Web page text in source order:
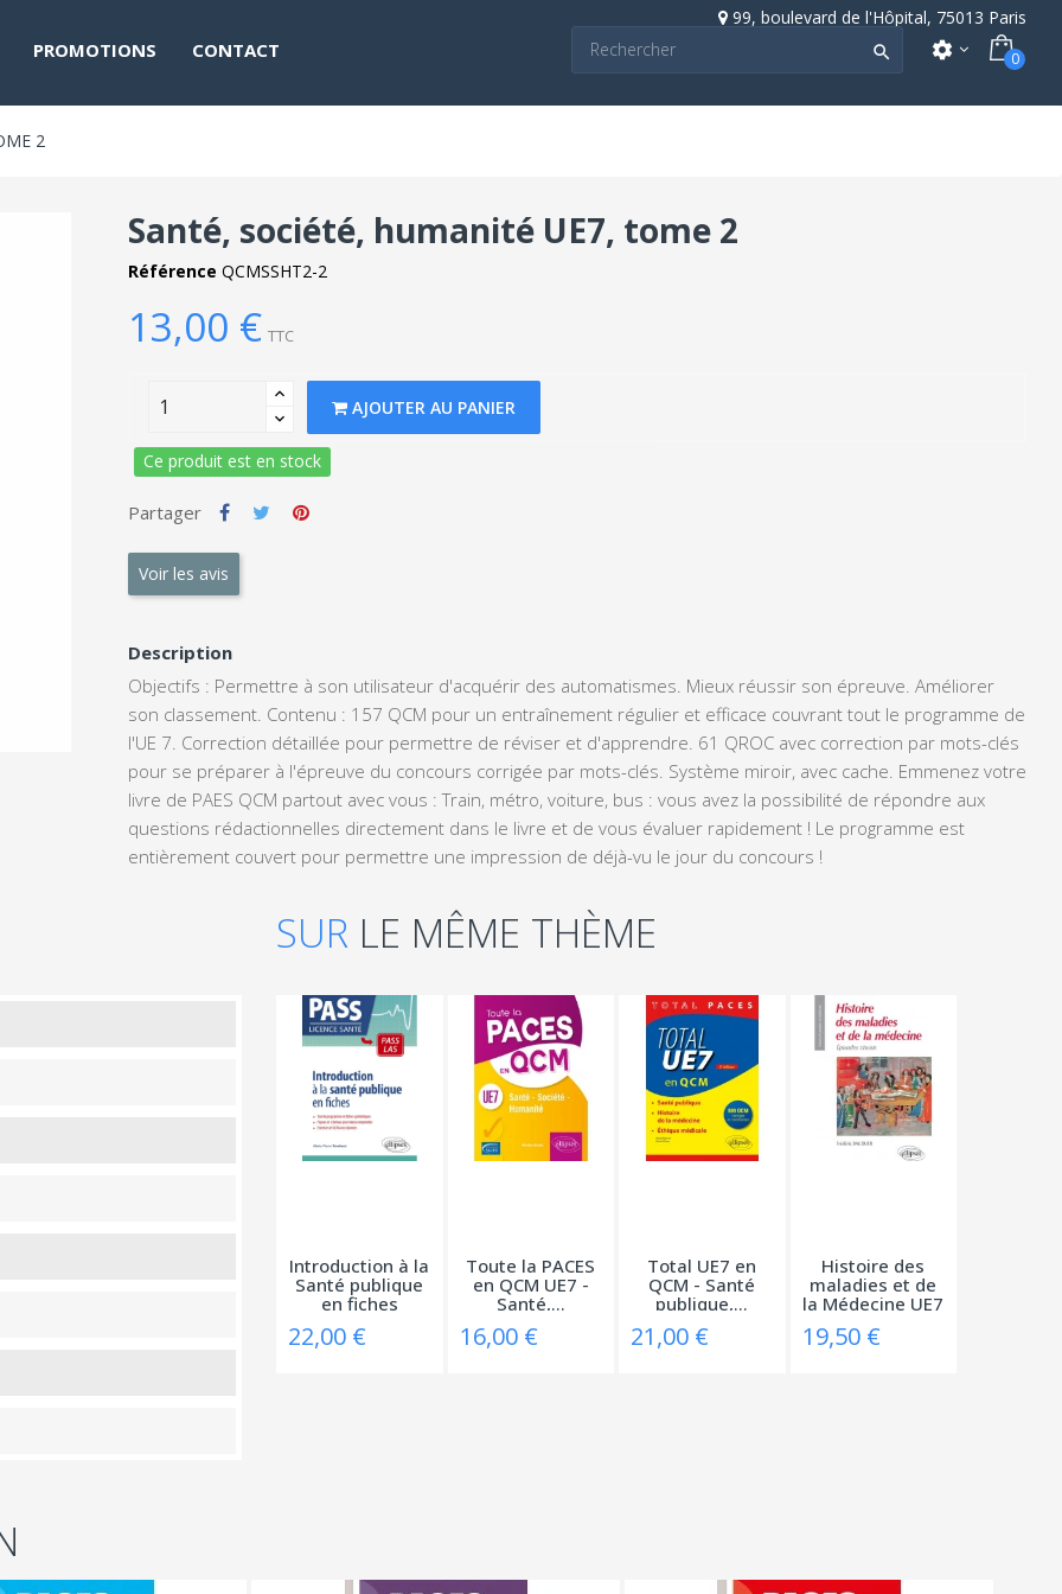
99, boulevard de l'Hôpital, 75013 Paris
PROMOTIONS CONTACT  settings 0
2
Santé, société, humanité UE7, tome 2
Référence QCMSSHT2-2
13,00 € TTC
AJOUTER AU PANIER
Ce produit est en stock
Partager
Voir les avis
Description
Objectifs : Permettre à son utilisateur d'acquérir des automatismes. Mieux réussir son épreuve. Améliorer
son classement. Contenu : 157 QCM pour un entraînement régulier et efficace couvrant tout le programme de
l'UE 7. Correction détaillée pour permettre de réviser et d'apprendre. 61 QROC avec correction par mots-clés
pour se préparer à l'épreuve du concours corrigée par mots-clés. Système miroir, avec cache. Emmenez votre
livre de PAES QCM partout avec vous : Train, métro, voiture, bus : vous avez la possibilité de répondre aux
questions rédactionnelles directement dans le livre et de vous évaluer rapidement ! Le programme est
entièrement couvert pour permettre une impression de déjà-vu le jour du concours !
SUR LE MÊME THÈME
Introduction à la
Santé publique
en fiches
22,00 €
Toute la PACES
en QCM UE7 -
Santé,...
16,00 €
Total UE7 en
QCM - Santé
publique,...
21,00 €
Histoire des
maladies et de
la Médecine UE7
19,50 €